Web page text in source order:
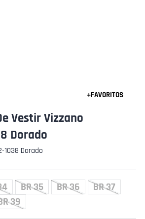
Vestir Vizzano
Dorado
1038 Dorado
BR 35 BR 36
BR 37
39